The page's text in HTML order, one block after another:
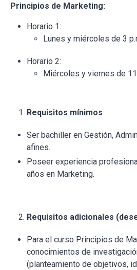
Principios de Marketing:
Horario 1:
Lunes y miércoles de 3
Horario 2:
Miércoles y viernes de 11
Requisitos mínimos
Ser bachiller en Gestión,
afines.
Poseer experiencia
años en Marketing.
Requisitos adicionales
Para el curso Principios de
conocimientos de
(planteamiento de objetivos,